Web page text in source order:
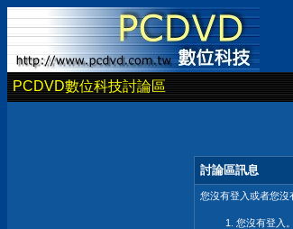
PCDVD數位科技討論區
討論區訊息
您沒有登入或者您沒
您沒有登入